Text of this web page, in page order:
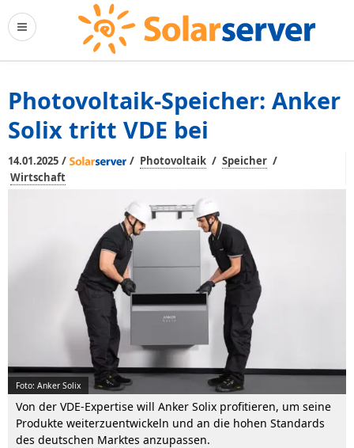
Photovoltaik-Speicher: Anker
Solix tritt VDE bei
14.01.2025 / / Photovoltaik / Speicher /
Wirtschaft
Foto: Anker Solix
Von der VDE-Expertise will Anker Solix profitieren, um seine
Produkte weiterzuentwickeln und an die hohen Standards
des deutschen Marktes anzupassen.